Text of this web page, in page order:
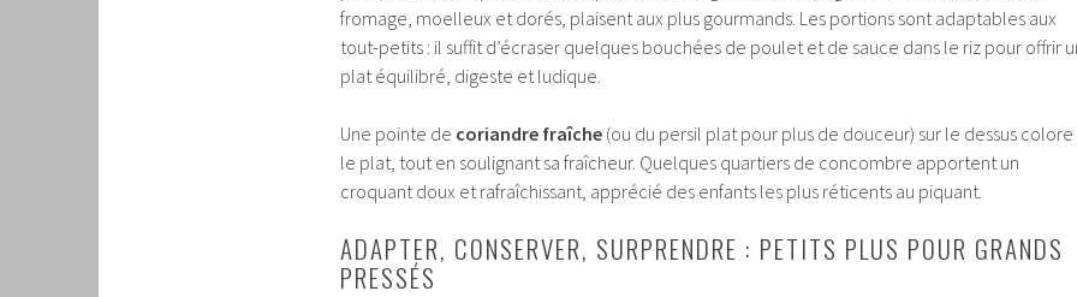
fromage, moelleux et dorés, plaisent aux plus gourmands. Les portions sont adaptables aux
tout-petits : il suffit d’écraser quelques bouchées de poulet et de sauce dans le riz pour offrir
plat équilibré, digeste et ludique.
Une pointe de coriandre fraîche (ou du persil plat pour plus de douceur) sur le dessus colore
le plat, tout en soulignant sa fraîcheur. Quelques quartiers de concombre apportent un
croquant doux et rafraîchissant, apprécié des enfants les plus réticents au piquant.
ADAPTER, CONSERVER, SURPRENDRE : PETITS PLUS POUR GRANDS
PRESSÉS